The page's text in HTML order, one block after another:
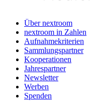
Über nextroom
nextroom in Zahlen
Aufnahmekriterien
Sammlungspartner
Kooperationen
Jahrespartner
Newsletter
Werben
Spenden